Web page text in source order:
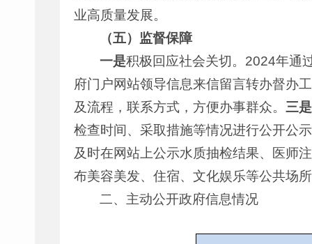
业高质量发展。
（五）监督保障
一是积极回应社会关切。2024年通
府门户网站领导信息来信留言转办督办
及流程，联系方式，方便办事群众。 三是
检查时间、采取措施等情况进行公开公
及时在网站上公示水质抽检结果、医师
布美容美发、住宿、文化娱乐等公共场
二、主动公开政府信息情况